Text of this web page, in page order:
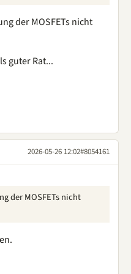
der MOSFETs nicht
guter Rat...
2026-05-26 12:02#8054161
der MOSFETs nicht